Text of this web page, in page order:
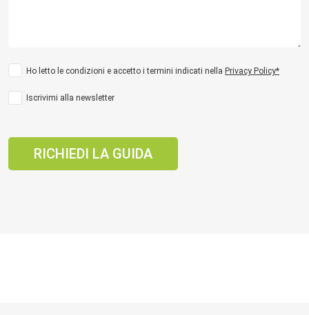
Ho letto le condizioni e accetto i termini indicati nella Privacy Policy*
Iscrivimi alla newsletter